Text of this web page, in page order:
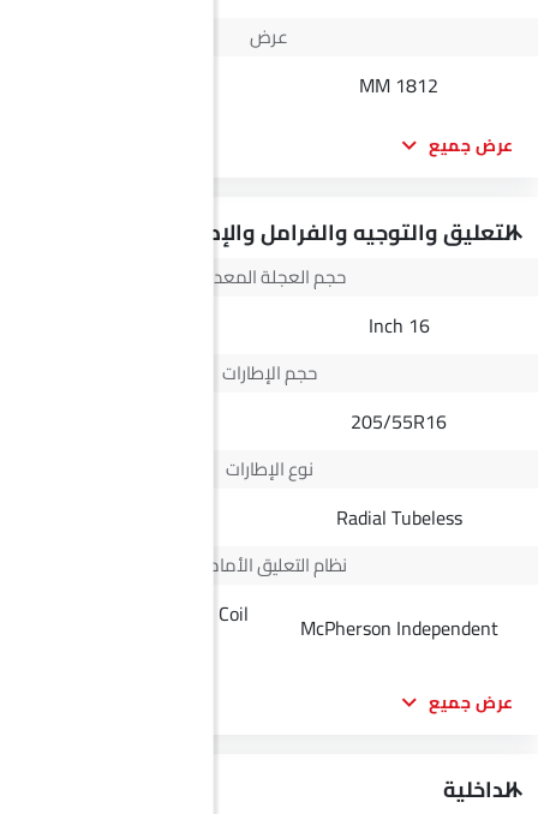
عرض
1812 MM
عرض جميع
التعليق والتوجيه والفرامل والإطارات
حجم العجلة المعدنية
16 Inch
حجم الإطارات
205/55R16
نوع الإطارات
Radial Tubeless
نظام التعليق الأمامي
McPherson Independent
Double Wishbone with Coil
عرض جميع
الداخلية